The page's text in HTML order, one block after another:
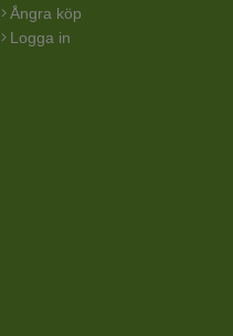
Ångra köp
Logga in